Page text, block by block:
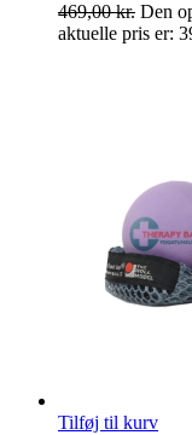
469,00kr. Den
aktuelle pris er:
Tilføj til kurv